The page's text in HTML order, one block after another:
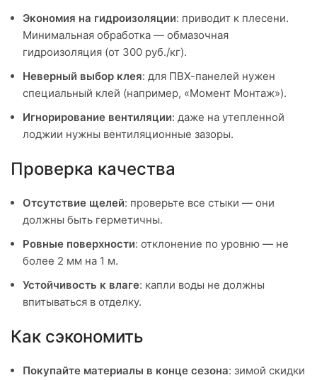
Экономия на гидроизоляции: приводит к плесени.
Минимальная обработка — обмазочная
гидроизоляция (от 300 руб./кг).
Неверный выбор клея: для ПВХ-панелей нужен
специальный клей (например, «Момент Монтаж»).
Игнорирование вентиляции: даже на утепленной
лоджии нужны вентиляционные зазоры.
Проверка качества
Отсутствие щелей: проверьте все стыки — они
должны быть герметичны.
Ровные поверхности: отклонение по уровню — не
более 2 мм на 1 м.
Устойчивость к влаге: капли воды не должны
впитываться в отделку.
Как сэкономить
Покупайте материалы в конце сезона: зимой скидки